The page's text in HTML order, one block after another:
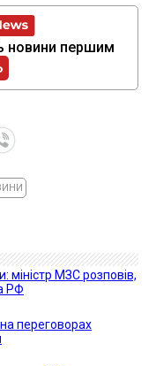
новини першим
міністр МЗС розповів,
РФ
переговорах